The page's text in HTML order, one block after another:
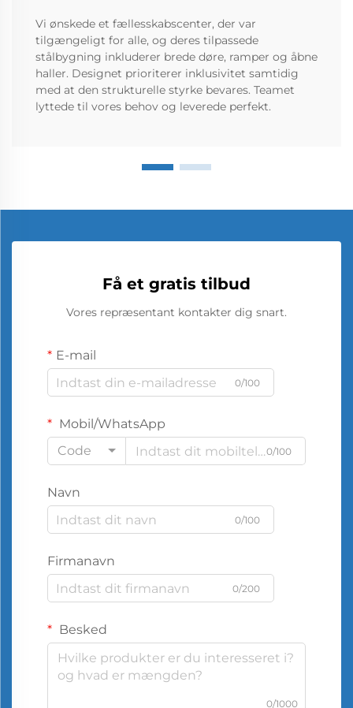
Vi ønskede et fællesskabscenter, der var
tilgængeligt for alle, og deres tilpassede
stålbygning inkluderer brede døre, ramper og åbne
haller. Designet prioriterer inklusivitet samtidig
med at den strukturelle styrke bevares. Teamet
lyttede til vores behov og leverede perfekt.
Få et gratis tilbud
Vores repræsentant kontakter dig snart.
E-mail
0/100
Mobil/WhatsApp
Code
0/100
Navn
0/100
Firmanavn
0/200
Besked
0/1000